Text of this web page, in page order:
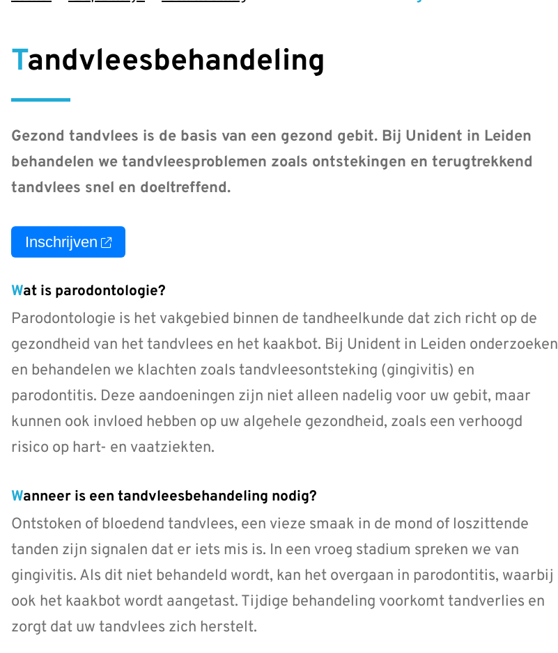
Tandvleesbehandeling
Gezond tandvlees is de basis van een gezond gebit. Bij Unident in Leiden
behandelen we tandvleesproblemen zoals ontstekingen en terugtrekkend
tandvlees snel en doeltreffend.
Inschrijven
Wat is parodontologie?
Parodontologie is het vakgebied binnen de tandheelkunde dat zich richt op de
gezondheid van het tandvlees en het kaakbot. Bij Unident in Leiden onderzoeken
en behandelen we klachten zoals tandvleesontsteking (gingivitis) en
parodontitis. Deze aandoeningen zijn niet alleen nadelig voor uw gebit, maar
kunnen ook invloed hebben op uw algehele gezondheid, zoals een verhoogd
risico op hart- en vaatziekten.
Wanneer is een tandvleesbehandeling nodig?
Ontstoken of bloedend tandvlees, een vieze smaak in de mond of loszittende
tanden zijn signalen dat er iets mis is. In een vroeg stadium spreken we van
gingivitis. Als dit niet behandeld wordt, kan het overgaan in parodontitis, waarbij
ook het kaakbot wordt aangetast. Tijdige behandeling voorkomt tandverlies en
zorgt dat uw tandvlees zich herstelt.